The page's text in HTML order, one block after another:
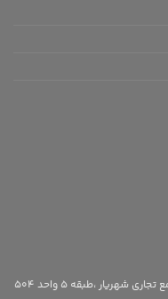
شهریار ،طبقه 5 واحد 504